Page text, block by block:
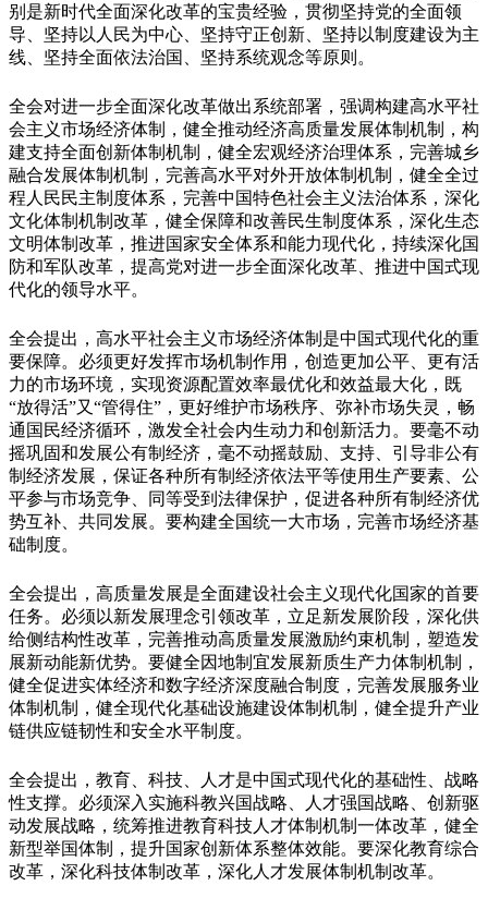
别是新时代全面深化改革的宝贵经验，贯彻坚持党的全面领
导、坚持以人民为中心、坚持守正创新、坚持以制度建设为主
线、坚持全面依法治国、坚持系统观念等原则。
全会对进一步全面深化改革做出系统部署，强调构建高水平社
会主义市场经济体制，健全推动经济高质量发展体制机制，构
建支持全面创新体制机制，健全宏观经济治理体系，完善城乡
融合发展体制机制，完善高水平对外开放体制机制，健全全过
程人民民主制度体系，完善中国特色社会主义法治体系，深化
文化体制机制改革，健全保障和改善民生制度体系，深化生态
文明体制改革，推进国家安全体系和能力现代化，持续深化国
防和军队改革，提高党对进一步全面深化改革、推进中国式现
代化的领导水平。
全会提出，高水平社会主义市场经济体制是中国式现代化的重
要保障。必须更好发挥市场机制作用，创造更加公平、更有活
力的市场环境，实现资源配置效率最优化和效益最大化，既
“放得活”又“管得住”，更好维护市场秩序、弥补市场失灵，畅
通国民经济循环，激发全社会内生动力和创新活力。要毫不动
摇巩固和发展公有制经济，毫不动摇鼓励、支持、引导非公有
制经济发展，保证各种所有制经济依法平等使用生产要素、公
平参与市场竞争、同等受到法律保护，促进各种所有制经济优
势互补、共同发展。要构建全国统一大市场，完善市场经济基
础制度。
全会提出，高质量发展是全面建设社会主义现代化国家的首要
任务。必须以新发展理念引领改革，立足新发展阶段，深化供
给侧结构性改革，完善推动高质量发展激励约束机制，塑造发
展新动能新优势。要健全因地制宜发展新质生产力体制机制，
健全促进实体经济和数字经济深度融合制度，完善发展服务业
体制机制，健全现代化基础设施建设体制机制，健全提升产业
链供应链韧性和安全水平制度。
全会提出，教育、科技、人才是中国式现代化的基础性、战略
性支撑。必须深入实施科教兴国战略、人才强国战略、创新驱
动发展战略，统筹推进教育科技人才体制机制一体改革，健全
新型举国体制，提升国家创新体系整体效能。要深化教育综合
改革，深化科技体制改革，深化人才发展体制机制改革。